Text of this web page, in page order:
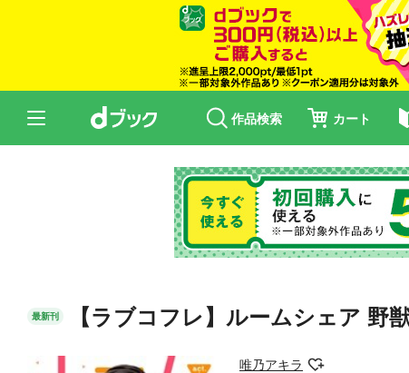
作品検索 カート
最新刊 【ラブコフレ】ルームシェア 野
唯乃アキラ